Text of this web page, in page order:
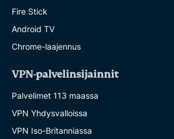
Fire Stick
Android TV
Chrome-laajennus
VPN-palvelinsijainnit
Palvelimet 113 maassa
VPN Yhdysvalloissa
VPN Iso-Britanniassa